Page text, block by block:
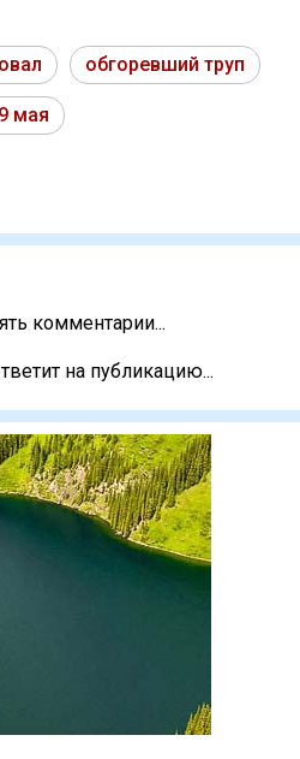
обгоревший труп
мая
комментарии...
на публикацию...